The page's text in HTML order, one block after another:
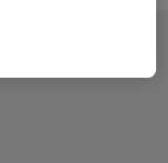
do svojho
adresy,
v službách
vám